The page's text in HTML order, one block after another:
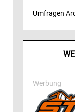
Umfragen
Werbung